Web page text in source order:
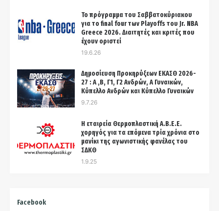
Το πρόγραμμα του Σαββατοκύριακου
για το final four των Playoffs του Jr. NBA
Greece 2026. Διαιτητές και κριτές που
έχουν οριστεί
19.6.26
Δημοσίευση Προκηρύξεων ΕΚΑΣΘ 2026-
27 : Α ,Β, Γ1, Γ2 Ανδρών, Α Γυναικών,
Κύπελλο Ανδρών και Κύπελλο Γυναικών
9.7.26
Η εταιρεία Θερμοπλαστική Α.Β.Ε.Ε.
χορηγός για τα επόμενα τρία χρόνια στo
μανίκι της αγωνιστικής φανέλας του
ΣΔΚΘ
1.9.25
Facebook